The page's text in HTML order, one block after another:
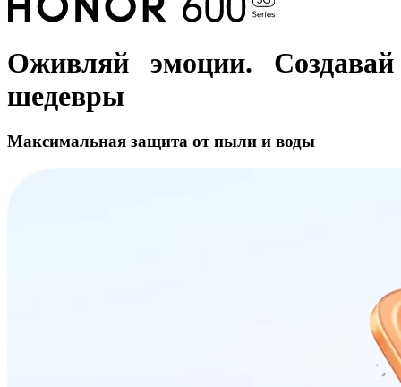
Оживляй эмоции. Создавай
шедевры
Максимальная защита от пыли и воды